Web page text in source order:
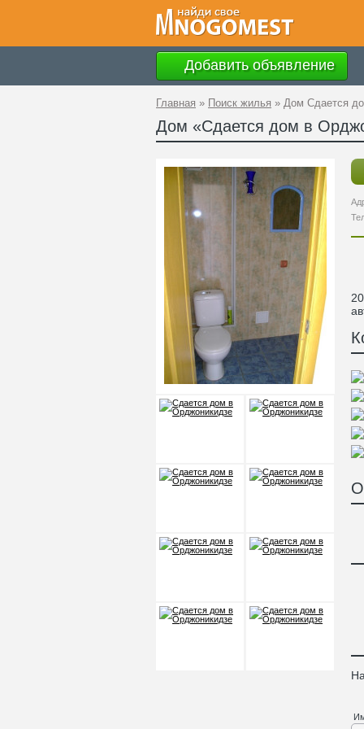
Добавить объявление
Главная » Поиск жилья » Дом Сдается
Дом «Сдается дом в